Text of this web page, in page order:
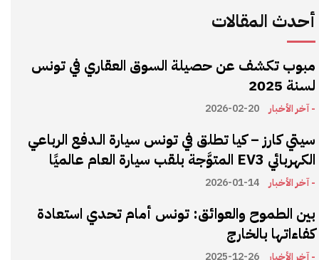
أحدث المقالات
مبوب تكشف عن حصيلة السوق العقاري في تونس
لسنة 2025
- آخر الأخبار 2026-02-20
سيتي كارز – كيا تطلق في تونس سيارة الـدفع الرباعي
الكهربائي EV3 المتوَّجة بلقب سيارة العام عالميًا
- آخر الأخبار 2026-01-14
بين الطموح والعوائق: تونس أمام تحدي استعادة
كفاءاتها بالخارج
- آخر الأخبار 2025-12-26